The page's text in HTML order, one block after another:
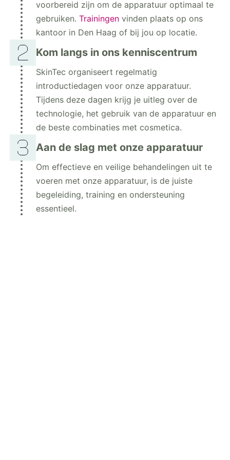
voorbereid zijn om de apparatuur optimaal te
gebruiken. Trainingen vinden plaats op ons
kantoor in Den Haag of bij jou op locatie.
Kom langs in ons kenniscentrum
SkinTec organiseert regelmatig
introductiedagen voor onze apparatuur.
Tijdens deze dagen krijg je uitleg over de
technologie, het gebruik van de apparatuur en
de beste combinaties met cosmetica.
Aan de slag met onze apparatuur
Om effectieve en veilige behandelingen uit te
voeren met onze apparatuur, is de juiste
begeleiding, training en ondersteuning
essentieel.